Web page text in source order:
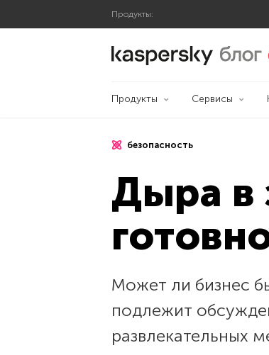
Продукты:
Блог
Продукты Сервисы
безопасность
Дыра в
Может ли бизнес
подлежит
развлекательных